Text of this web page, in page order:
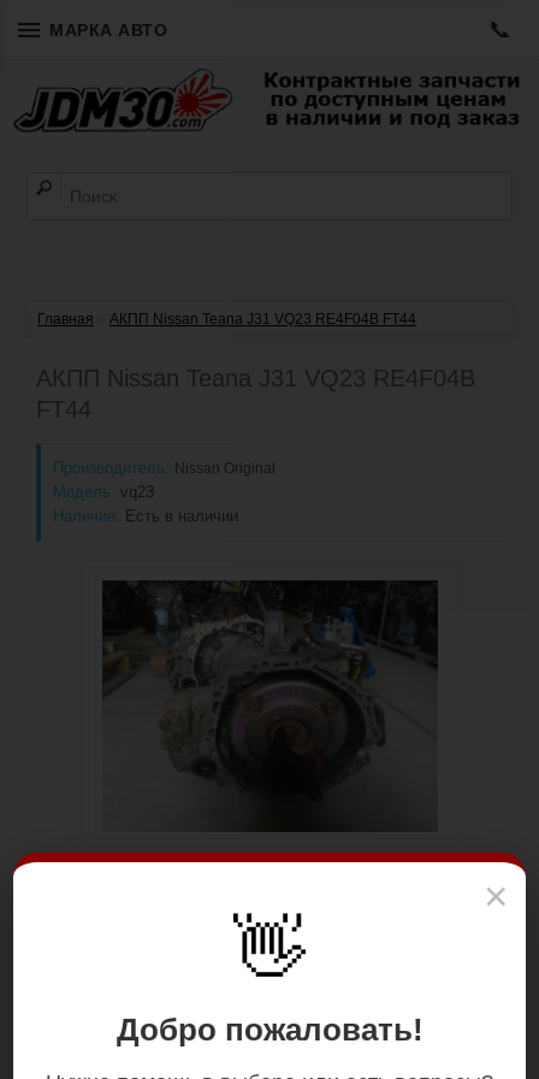
МАРКА АВТО 📞
×
👋
Добро пожаловать!
Главная АКПП Nissan Teana J31 VQ23 RE4F04B FT44
АКПП Nissan Teana J31 VQ23 RE4F04B
FT44
Производитель: Nissan Original
Модель: vq23
Наличие: Есть в наличии